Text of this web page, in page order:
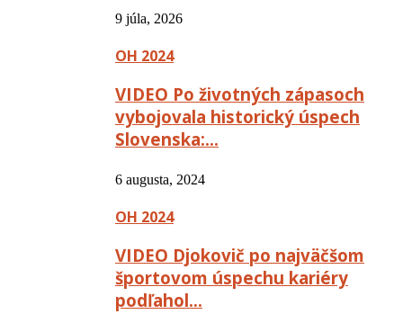
9 júla, 2026
OH 2024
VIDEO Po životných zápasoch
vybojovala historický úspech
Slovenska:…
6 augusta, 2024
OH 2024
VIDEO Djokovič po najväčšom
športovom úspechu kariéry
podľahol…